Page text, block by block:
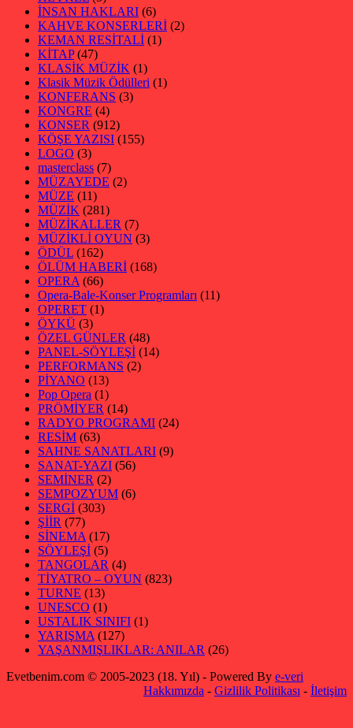
İNSAN HAKLARI (6)
KAHVE KONSERLERİ (2)
KEMAN RESİTALİ (1)
KİTAP(47)
KLASİK MÜZİK (1)
Klasik Müzik Ödülleri (1)
KONFERANS (3)
KONGRE (4)
KONSER (912)
KÖŞE YAZISI (155)
LOGO (3)
masterclass (7)
MÜZAYEDE (2)
MÜZE (11)
MÜZİK (281)
MÜZİKALLER (7)
MÜZİKLİ OYUN (3)
ÖDÜL (162)
ÖLÜM HABERİ (168)
OPERA (66)
Opera-Bale-Konser Programları (11)
OPERET (1)
ÖYKÜ (3)
ÖZEL GÜNLER (48)
PANEL-SÖYLEŞİ (14)
PERFORMANS (2)
PİYANO (13)
Pop Opera (1)
PRÖMİYER (14)
RADYO PROGRAMI (24)
RESİM (63)
SAHNE SANATLARI (9)
SANAT-YAZI (56)
SEMİNER (2)
SEMPOZYUM (6)
SERGİ (303)
ŞİİR (77)
SİNEMA (17)
SÖYLEŞİ (5)
TANGOLAR (4)
TİYATRO – OYUN (823)
TURNE (13)
UNESCO (1)
USTALIK SINIFI (1)
YARIŞMA (127)
YAŞANMIŞLIKLAR: ANILAR (26)
Evetbenim.com © 2005-2023 (18. Yıl) - Powered By e-veri
Hakkımızda - Gizlilik Politikası - İletişim